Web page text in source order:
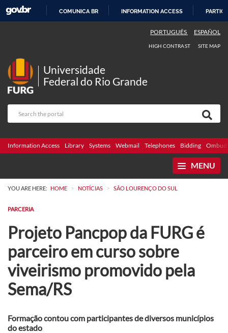
COMUNICA BR INFORMATION ACCESS
PORTUGUÊS ESPAÑOL
HIGH CONTRAST SITE MAP
Universidade
Federal do Rio Grande
Information Access Library Systems Webmail Telephones Bidding
MENU
YOU ARE HERE: HOME > NOTÍCIAS > SÃO LOURENÇO DO SUL
PARCERIA
Projeto Pancpop da FURG é
parceiro em curso sobre
viveirismo promovido pela
Sema/RS
Formação contou com participantes de diversos municípios
do estado